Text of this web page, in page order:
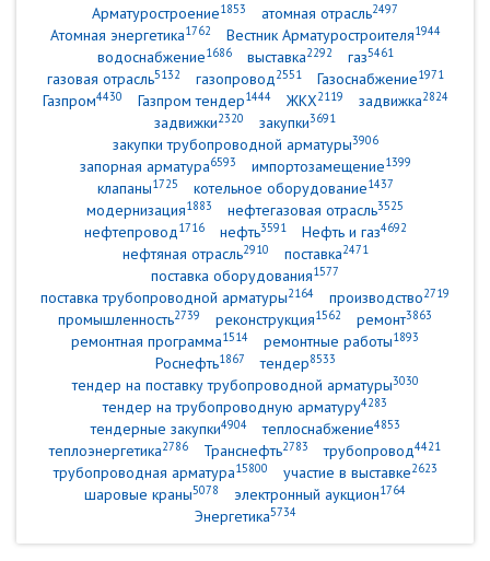
Арматуростроение1853 атомная отрасль2497
Атомная энергетика1762 Вестник Арматуростроителя1944
водоснабжение1686 выставка2292 газ5461
газовая отрасль5132 газопровод2551 Газоснабжение1971
Газпром4430 Газпром тендер1444 ЖКХ2119 задвижка2824
задвижки2320 закупки3691
закупки трубопроводной арматуры3906
запорная арматура6593 импортозамещение1399
клапаны1725 котельное оборудование1437
модернизация1883 нефтегазовая отрасль3525
нефтепровод1716 нефть3591 Нефть и газ4692
нефтяная отрасль2910 поставка2471
поставка оборудования1577
поставка трубопроводной арматуры2164 производство2719
промышленность2739 реконструкция1562 ремонт3863
ремонтная программа1514 ремонтные работы1893
Роснефть1867 тендер8533
тендер на поставку трубопроводной арматуры3030
тендер на трубопроводную арматуру4283
тендерные закупки4904 теплоснабжение4853
теплоэнергетика2786 Транснефть2783 трубопровод4421
трубопроводная арматура15800 участие в выставке2623
шаровые краны5078 электронный аукцион1764
Энергетика5734